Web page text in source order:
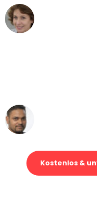
Kostenlos &